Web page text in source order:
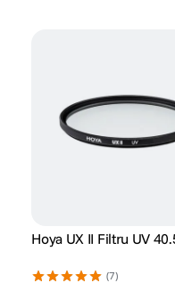
Hoya UX II Filtru UV
(7)